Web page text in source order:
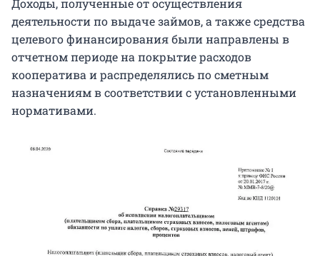
деятельности по выдаче займов, а также средства
целевого финансирования были направлены в
отчетном периоде на покрытие расходов
кооператива и распределялись по сметным
назначениям в соответствии с установленными
нормативами.